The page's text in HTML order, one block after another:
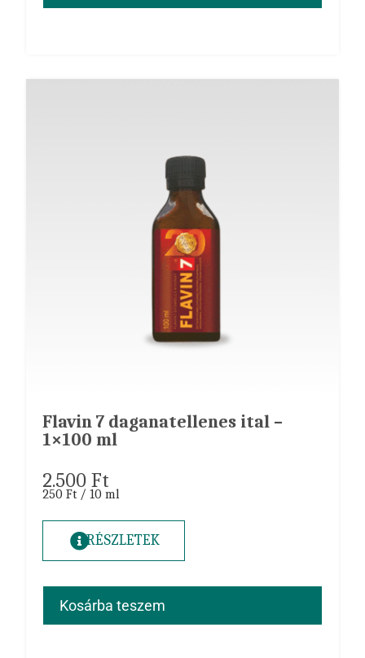
Flavin 7 daganatellenes ital –
1×100 ml
2.500Ft
250 Ft / 10 ml
RÉSZLETEK
Kosárba teszem